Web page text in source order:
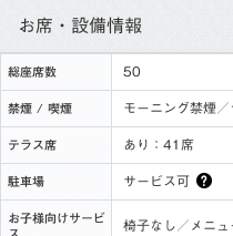
お席・設備情報
総座席数 50
禁煙 / 喫煙 モーニング禁煙
テラス席 あり：41席
駐車場 サービス可
お子様向けサービ
椅子なし／メニュ